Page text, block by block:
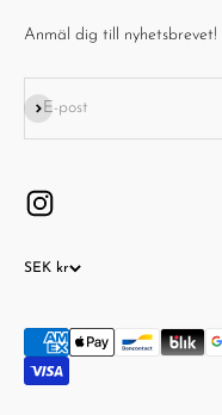
Anmäl dig till nyhetsbrevet!
E-post
Prenumerera
SEK kr